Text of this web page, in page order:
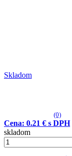
Skladom
(0)
Cena: 0.21 € s DPH
skladom